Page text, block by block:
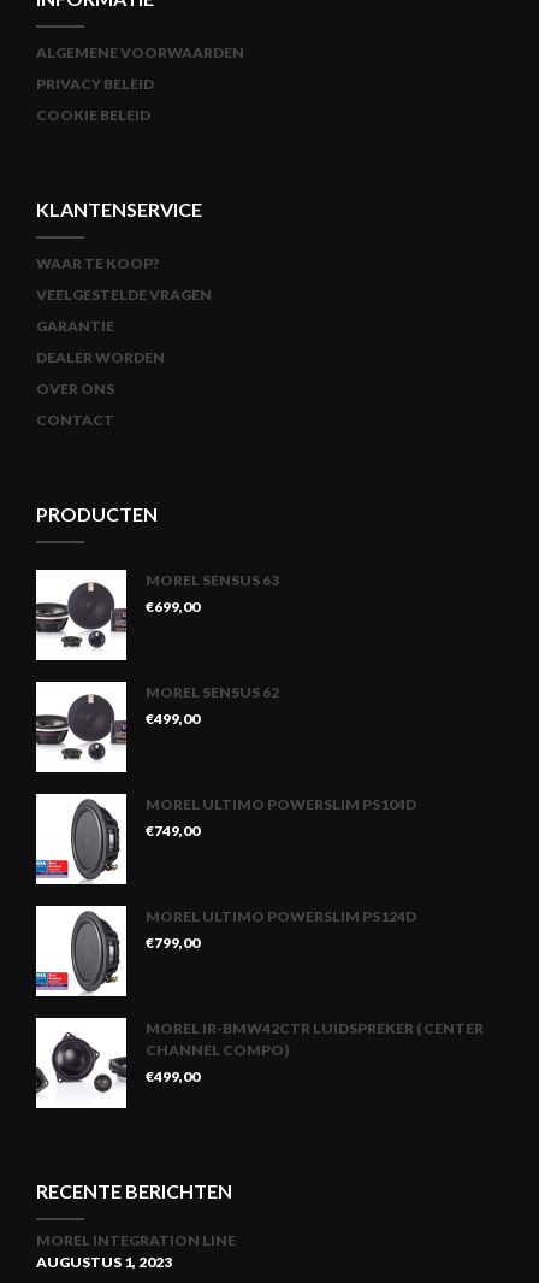
ALGEMENE VOORWAARDEN
PRIVACY BELEID
COOKIE BELEID
KLANTENSERVICE
WAAR TE KOOP?
VEELGESTELDE VRAGEN
GARANTIE
DEALER WORDEN
OVER ONS
CONTACT
PRODUCTEN
MOREL SENSUS 63
€699,00
MOREL SENSUS 62
€499,00
MOREL ULTIMO POWERSLIM PS104D
€749,00
MOREL ULTIMO POWERSLIM PS124D
€799,00
MOREL IR-BMW42CTR LUIDSPREKER ( CENTER
CHANNEL COMPO)
€499,00
RECENTE BERICHTEN
MOREL INTEGRATION LINE
AUGUSTUS 1, 2023